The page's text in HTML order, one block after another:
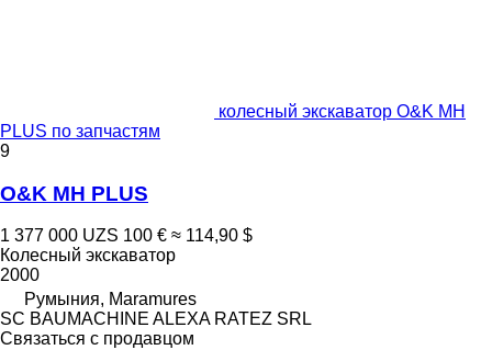
колесный экскаватор O&K MH
PLUS по запчастям
9
O&K MH PLUS
1 377 000 UZS 100 € ≈ 114,90 $
Колесный экскаватор
2000
Румыния, Maramures
SC BAUMACHINE ALEXA RATEZ SRL
Связаться с продавцом